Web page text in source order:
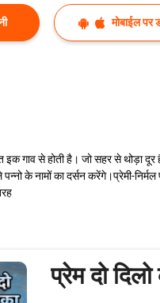
मोबाईल
इक गाव से होती है। जो सहर से थोड़ा दूर
के नामों का दर्सन करेंगे।प्रेमी-
प्रेम दो दिलो